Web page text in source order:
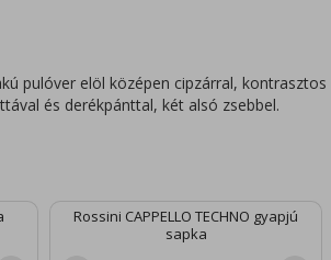
pulóver elöl középen cipzárral, kontrasztos
és derékpánttal, két alsó zsebbel.
Rossini CAPPELLO TECHNO gyapjú
sapka